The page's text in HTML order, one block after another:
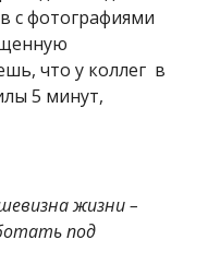
с фотографиями
что у коллег в
5 минут,
жизни –
под